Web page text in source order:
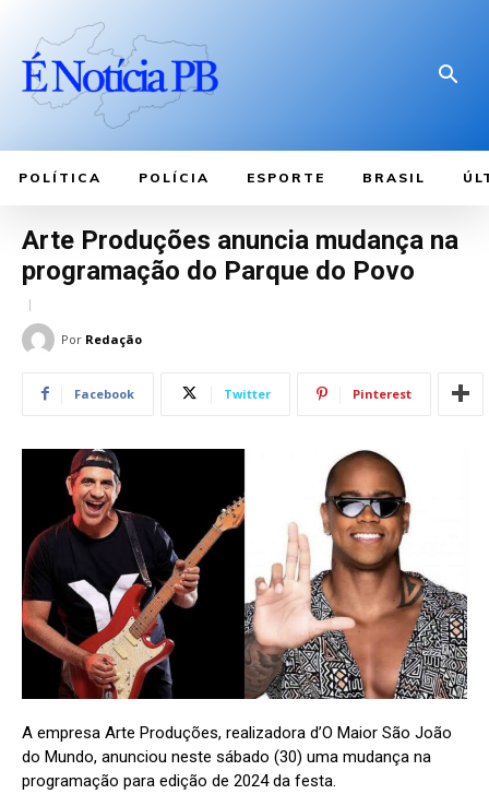
POLÍTICA POLÍCIA ESPORTE BRASIL
Arte Produções anuncia mudança na
programação do Parque do Povo
Por Redação
Facebook Twitter Pinterest
A empresa Arte Produções, realizadora d’O Maior São João
do Mundo, anunciou neste sábado (30) uma mudança na
programação para edição de 2024 da festa.